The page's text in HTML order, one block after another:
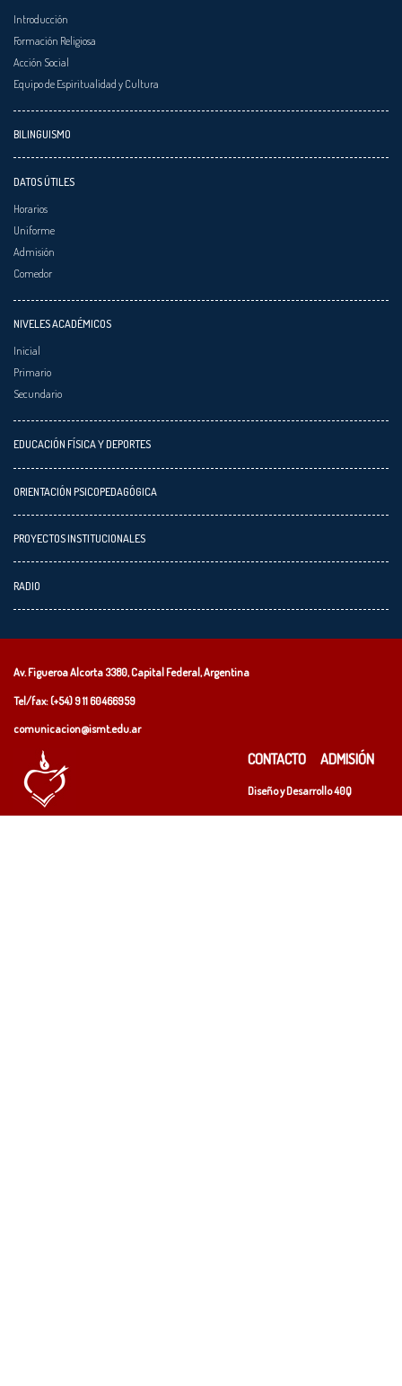
Introducción
Formación Religiosa
Acción Social
Equipo de Espiritualidad y Cultura
BILINGUISMO
DATOS ÚTILES
Horarios
Uniforme
Admisión
Comedor
NIVELES ACADÉMICOS
Inicial
Primario
Secundario
EDUCACIÓN FÍSICA Y DEPORTES
ORIENTACIÓN PSICOPEDAGÓGICA
PROYECTOS INSTITUCIONALES
RADIO
Av. Figueroa Alcorta 3380, Capital Federal, Argentina
Tel/fax: (+54)9 11 60466959
comunicacion@ismt.edu.ar
CONTACTO ADMISIÓN
Diseño y Desarrollo40Q